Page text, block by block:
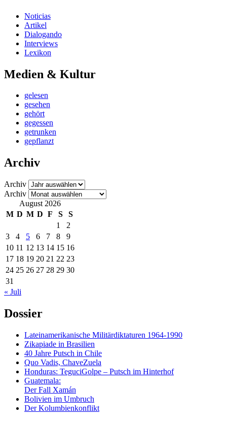
Noticias
Artikel
Dialogando
Interviews
Lexikon
Medien & Kultur
gelesen
gesehen
gehört
gegessen
getrunken
gepflanzt
Archiv
Archiv
Archiv
August 2026
M D M D F S
S
1
2
3
4 5 6 7 8
9
10 11 12 13 14 15 16
17 18 19 20 21 22 23
24 25 26 27 28 29 30
31
« Juli
Dossier
Lateinamerikanische Militärdiktaturen 1964-1990
Zikapiade in Brasilien
40 Jahre Putsch in Chile
Quo Vadis, ChaveZuela
Honduras: TeguciGolpe – Putsch im Hinterhof
Guatemala:
Der Fall Xamán
Bolivien im Umbruch
Der Kolumbienkonflikt